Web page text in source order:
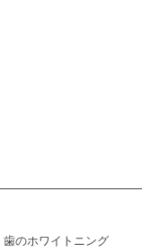
のホワイトニング